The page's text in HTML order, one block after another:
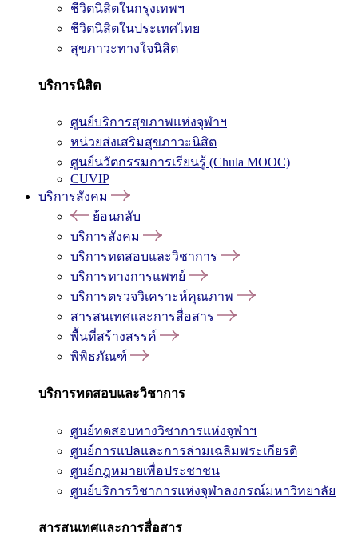
ชีวิตนิสิตในกรุงเทพฯ
ชีวิตนิสิตในประเทศไทย
สุขภาวะทางใจนิสิต
บริการนิสิต
ศูนย์บริการสุขภาพแห่งจุฬาฯ
หน่วยส่งเสริมสุขภาวะนิสิต
ศูนย์นวัตกรรมการเรียนรู้ (Chula MOOC)
CUVIP
บริการสังคม
ย้อนกลับ
บริการสังคม
บริการทดสอบและวิชาการ
บริการทางการแพทย์
บริการตรวจวิเคราะห์คุณภาพ
สารสนเทศและการสื่อสาร
พื้นที่สร้างสรรค์
พิพิธภัณฑ์
บริการทดสอบและวิชาการ
ศูนย์ทดสอบทางวิชาการแห่งจุฬาฯ
ศูนย์การแปลและการล่ามเฉลิมพระเกียรติ
ศูนย์กฎหมายเพื่อประชาชน
ศูนย์บริการวิชาการแห่งจุฬาลงกรณ์มหาวิทยาลัย
สารสนเทศและการสื่อสาร